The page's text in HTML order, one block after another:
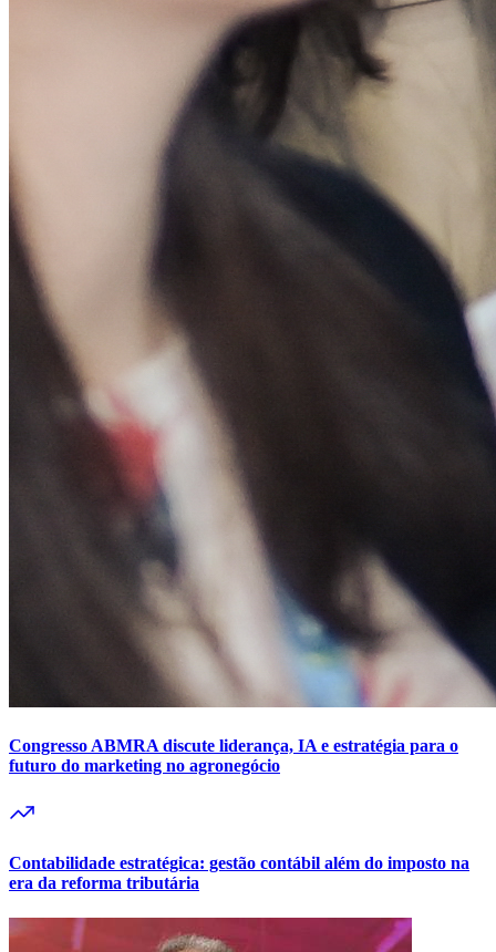
Congresso ABMRA discute liderança, IA e estratégia para o
futuro do marketing no agronegócio
Contabilidade estratégica: gestão contábil além do imposto na
era da reforma tributária